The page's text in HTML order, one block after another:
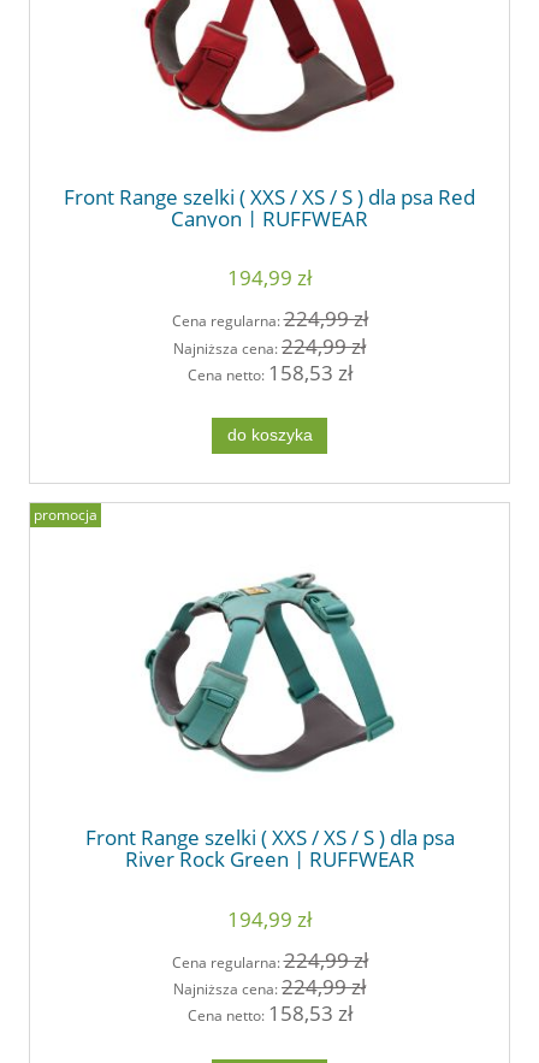
Front Range szelki ( XXS / XS / S ) dla psa Red
Canyon | RUFFWEAR
194,99 zł
Cena regularna:224,99 zł
Najniższa cena:224,99 zł
Cena netto: 158,53 zł
do koszyka
Front Range szelki ( XXS / XS / S ) dla psa
River Rock Green | RUFFWEAR
194,99 zł
Cena regularna:224,99 zł
Najniższa cena:224,99 zł
Cena netto: 158,53 zł
promocja